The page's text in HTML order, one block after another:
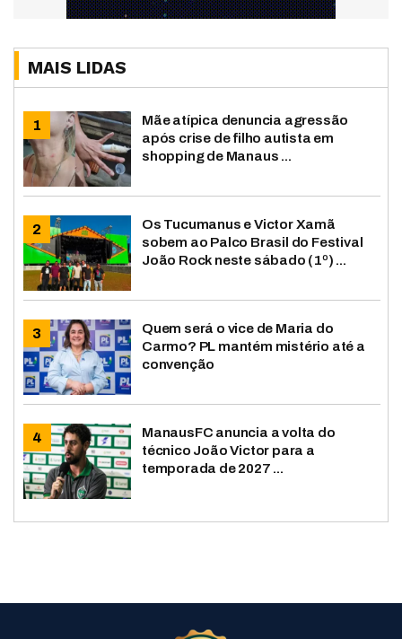
MAIS LIDAS
Mãe atípica denuncia agressão
após crise de filho autista em
shopping de Manaus ...
Os Tucumanus e Victor Xamã
sobem ao Palco Brasil do Festival
João Rock neste sábado (1º) ...
Quem será o vice de Maria do
Carmo? PL mantém mistério até a
convenção
ManausFC anuncia a volta do
técnico João Victor para a
temporada de 2027 ...